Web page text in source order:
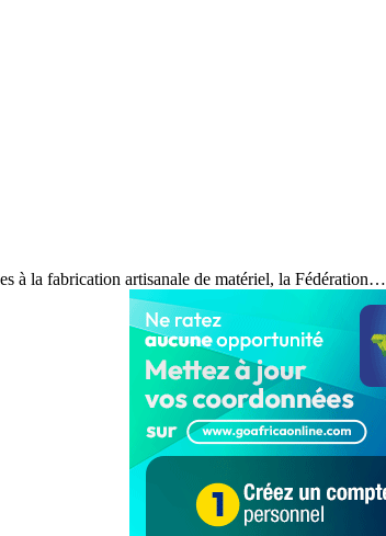
à la fabrication artisanale de matériel, la Fédération…